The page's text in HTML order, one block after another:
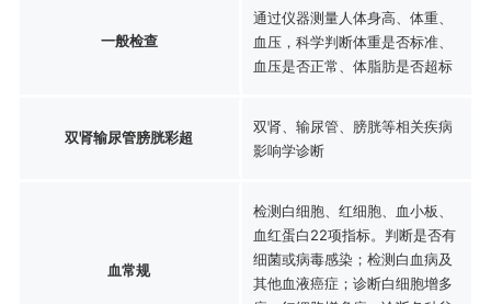
一般检查
通过仪器测量人体身高、体重、
血压，科学判断体重是否标准、
血压是否正常、体脂肪是否超标
双肾输尿管膀胱彩超
双肾、输尿管、膀胱等相关疾病
影响学诊断
血常规
检测白细胞、红细胞、血小板、
血红蛋白22项指标。判断是否有
细菌或病毒感染；检测白血病及
其他血液癌症；诊断白细胞增多